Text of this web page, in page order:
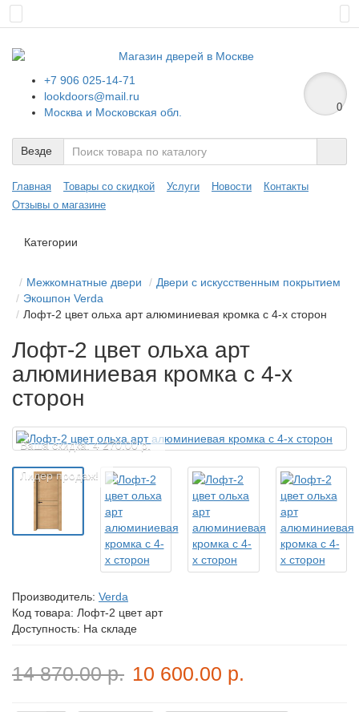
+7 906 025-14-71
lookdoors@mail.ru
Москва и Московская обл.
0
Везде
Главная Товары со скидкой Услуги Новости
Контакты
Отзывы о магазине
Категории
Межкомнатные двери
Двери с искусственным покрытием
Экошпон Verda
Лофт-2 цвет ольха арт алюминиевая кромка с 4-х сторон
Лофт-2 цвет ольха арт
алюминиевая кромка с 4-х
сторон
Ваша скидка: 4 270.00 р.
Лидер продаж!
Производитель: Verda
Код товара: Лофт-2 цвет арт
Доступность: На складе
14 870.00 р. 10 600.00 р.